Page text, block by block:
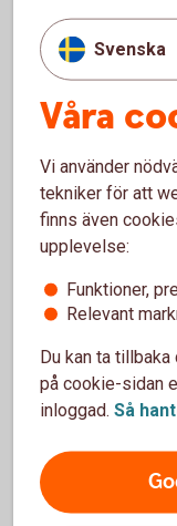
Betalskydd
(mot extra
Övriga tjänster
Extra kort (per
Bonus på köp
Lounge Key
Svenska
Våra
Vi använder
tekniker för att
finns även
upplevelse:
Funktioner,
Relevant
Du kan ta
på cookie-sidan
inloggad. Så